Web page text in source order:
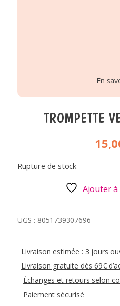
En
TROMPETTE
Rupture de stock
Ajouter
UGS : 8051739307696
Livraison estimée : 3 jours
Livraison gratuite dès 69€
Échanges et retours selon
Paiement sécurisé